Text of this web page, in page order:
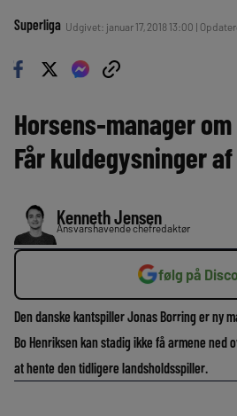
Superliga Udgivet: januar 17, 2018 13:00 |
Horsens-manager
Får kuldegysninger
Kenneth Jensen
Ansvarshavende chefredaktør
følg på
Den danske kantspiller Jonas Borring er ny
Bo Henriksen kan stadig ikke få armene ned
at hente den tidligere landsholdsspiller.